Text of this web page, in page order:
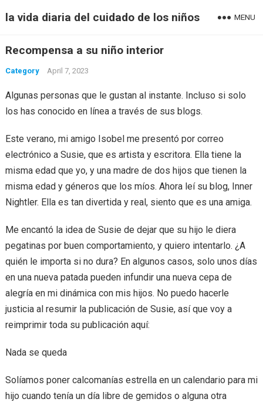
la vida diaria del cuidado de los niños MENU
Recompensa a su niño interior
Category April 7, 2023
Algunas personas que le gustan al instante. Incluso si solo
los has conocido en línea a través de sus blogs.
Este verano, mi amigo Isobel me presentó por correo
electrónico a Susie, que es artista y escritora. Ella tiene la
misma edad que yo, y una madre de dos hijos que tienen la
misma edad y géneros que los míos. Ahora leí su blog, Inner
Nightler. Ella es tan divertida y real, siento que es una amiga.
Me encantó la idea de Susie de dejar que su hijo le diera
pegatinas por buen comportamiento, y quiero intentarlo. ¿A
quién le importa si no dura? En algunos casos, solo unos días
en una nueva patada pueden infundir una nueva cepa de
alegría en mi dinámica con mis hijos. No puedo hacerle
justicia al resumir la publicación de Susie, así que voy a
reimprimir toda su publicación aquí:
Nada se queda
Solíamos poner calcomanías estrella en un calendario para mi
hijo cuando tenía un día libre de gemidos o alguna otra